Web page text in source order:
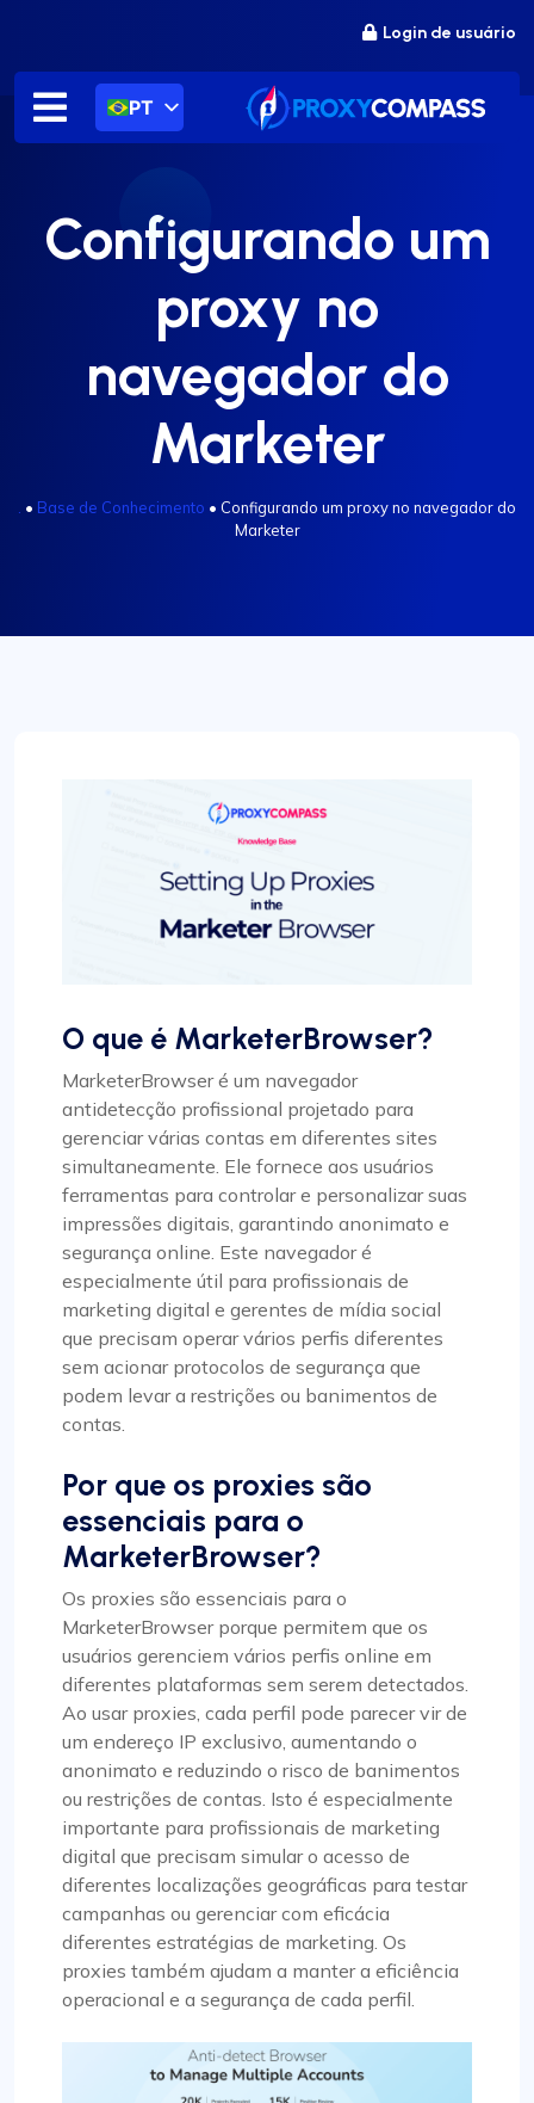
conteúdo
Login de usuário
PT
Configurando um
proxy no
navegador do
Marketer
• Base de Conhecimento • Configurando um proxy no navegador do
Marketer
O que é MarketerBrowser?
MarketerBrowser é um navegador
antidetecção profissional projetado para
gerenciar várias contas em diferentes sites
simultaneamente. Ele fornece aos usuários
ferramentas para controlar e personalizar suas
impressões digitais, garantindo anonimato e
segurança online. Este navegador é
especialmente útil para profissionais de
marketing digital e gerentes de mídia social
que precisam operar vários perfis diferentes
sem acionar protocolos de segurança que
podem levar a restrições ou banimentos de
contas.
Por que os proxies são
essenciais para o
MarketerBrowser?
Os proxies são essenciais para o
MarketerBrowser porque permitem que os
usuários gerenciem vários perfis online em
diferentes plataformas sem serem detectados.
Ao usar proxies, cada perfil pode parecer vir de
um endereço IP exclusivo, aumentando o
anonimato e reduzindo o risco de banimentos
ou restrições de contas. Isto é especialmente
importante para profissionais de marketing
digital que precisam simular o acesso de
diferentes localizações geográficas para testar
campanhas ou gerenciar com eficácia
diferentes estratégias de marketing. Os
proxies também ajudam a manter a eficiência
operacional e a segurança de cada perfil.